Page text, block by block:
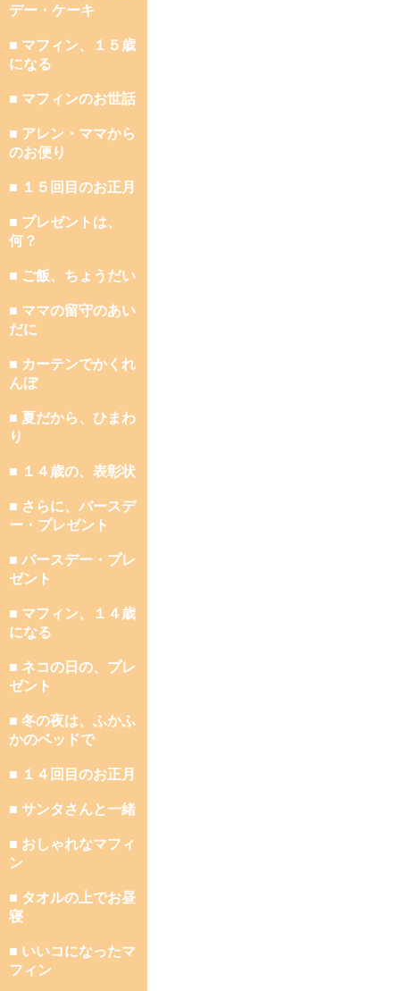
デー・ケーキ
■ マフィン、１５歳
になる
■ マフィンのお世話
■ アレン・ママから
のお便り
■ １５回目のお正月
■ プレゼントは、
何？
■ ご飯、ちょうだい
■ ママの留守のあい
だに
■ カーテンでかくれ
んぼ
■ 夏だから、ひまわ
り
■ １４歳の、表彰状
■ さらに、バースデ
ー・プレゼント
■ バースデー・プレ
ゼント
■ マフィン、１４歳
になる
■ ネコの日の、プレ
ゼント
■ 冬の夜は、ふかふ
かのベッドで
■ １４回目のお正月
■ サンタさんと一緒
■ おしゃれなマフィ
ン
■ タオルの上でお昼
寝
■ いいコになったマ
フィン